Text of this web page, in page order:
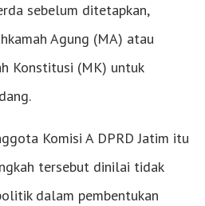
sebelum ditetapkan,
Agung (MA) atau
Konstitusi (MK) untuk
Komisi A DPRD Jatim itu
tersebut dinilai tidak
dalam pembentukan